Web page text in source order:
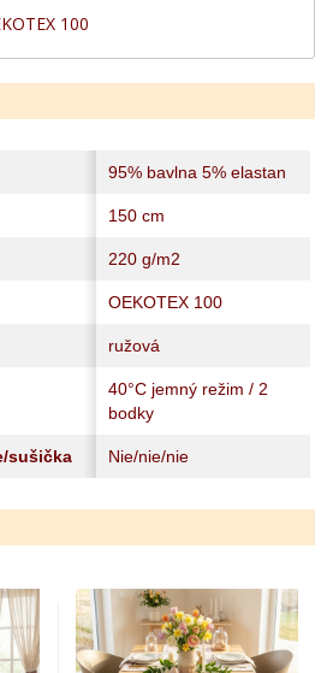
100
95% bavlna 5% elastan
150 cm
220 g/m2
OEKOTEX 100
ružová
40°C jemný režim / 2
bodky
sušička Nie/nie/nie